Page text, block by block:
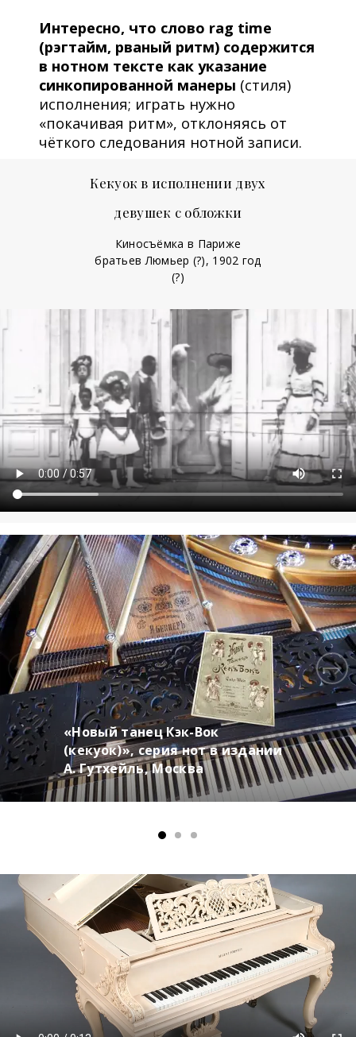
Интересно, что слово rag time
(рэгтайм, рваный ритм) содержится
в нотном тексте как указание
синкопированной манеры (стиля)
исполнения; играть нужно
«покачивая ритм», отклоняясь от
чёткого следования нотной записи.
Кекуок в исполнении двух
девушек с обложки
Киносъёмка в Париже
братьев Люмьер (?), 1902 год
(?)
«Новый танец Кэк-Вок
(кекуок)», серия нот в издании
А. Гутхейль, Москва